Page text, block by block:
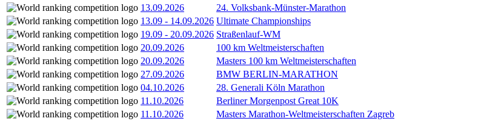
13.09.2026
24. Volksbank-Münster-Marathon
13.09 - 14.09.2026 Ultimate Championships
19.09 - 20.09.2026 Straßenlauf-WM
20.09.2026
100 km Weltmeisterschaften
20.09.2026
Masters 100 km Weltmeisterschaften
27.09.2026
BMW BERLIN-MARATHON
04.10.2026
28. Generali Köln Marathon
11.10.2026
Berliner Morgenpost Great 10K
11.10.2026
Masters Marathon-Weltmeisterschaften Zagreb